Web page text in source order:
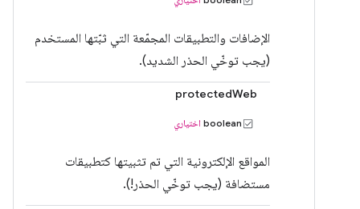
الإضافات والتطبيقات المجمّعة التي ثبّتها المستخدم
(يجب توخّي الحذر الشديد).
protectedWeb
boolean اختياري
المواقع الإلكترونية التي تم تثبيتها كتطبيقات
مستضافة (يجب توخّي الحذر!).